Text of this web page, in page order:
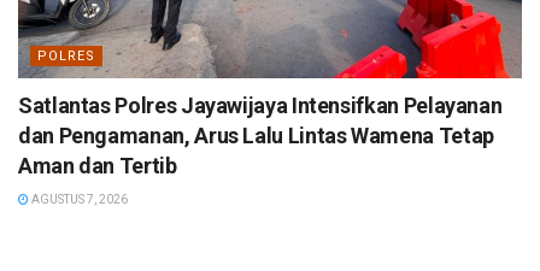
POLRES
Satlantas Polres Jayawijaya Intensifkan Pelayanan
dan Pengamanan, Arus Lalu Lintas Wamena Tetap
Aman dan Tertib
AGUSTUS 7, 2026